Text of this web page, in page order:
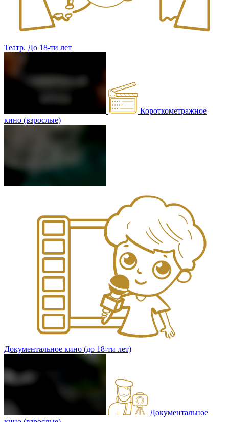
Театр. До 18-ти лет
Короткометражное
кино (взрослые)
Документальное кино (до 18-ти лет)
Документальное